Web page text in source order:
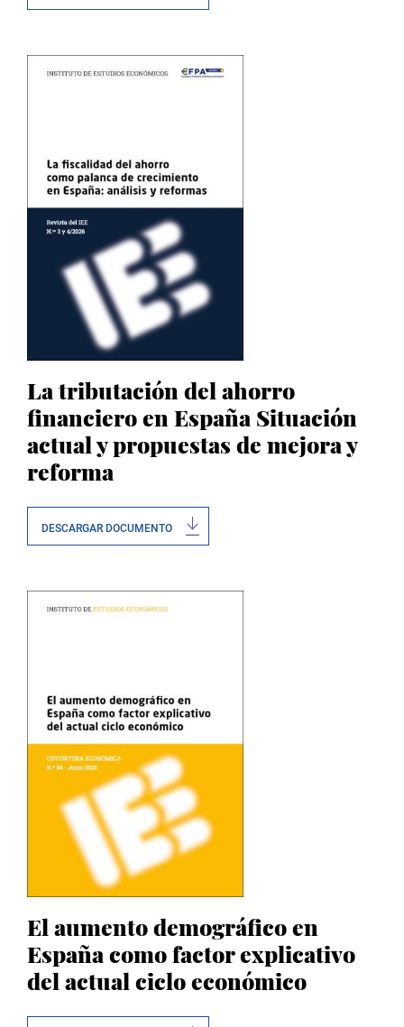
La tributación del ahorro
financiero en España Situación
actual y propuestas de mejora y
reforma
DESCARGAR DOCUMENTO
El aumento demográfico en
España como factor explicativo
del actual ciclo económico